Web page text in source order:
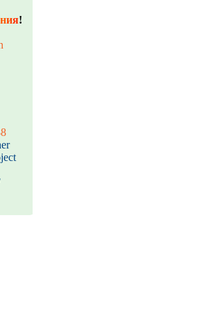
ния!